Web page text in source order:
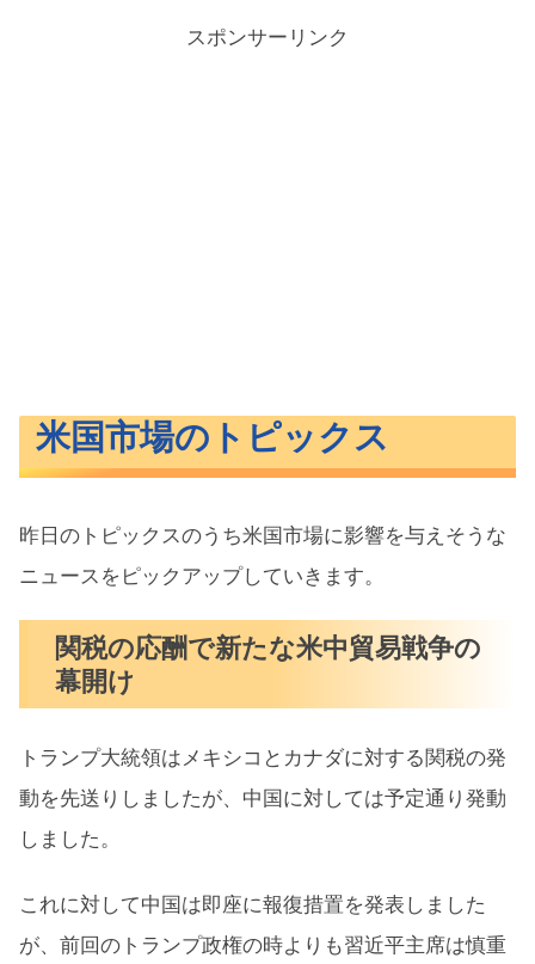
スポンサーリンク
米国市場のトピックス
昨日のトピックスのうち米国市場に影響を与えそうな
ニュースをピックアップしていきます。
関税の応酬で新たな米中貿易戦争の
幕開け
トランプ大統領はメキシコとカナダに対する関税の発
動を先送りしましたが、中国に対しては予定通り発動
しました。
これに対して中国は即座に報復措置を発表しました
が、前回のトランプ政権の時よりも習近平主席は慎重